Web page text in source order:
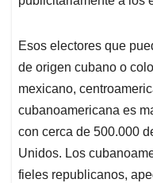
Esos electores que
de origen cubano o
mexicano,
cubanoamericana es
con cerca de 500.000
Unidos. Los
fieles republicanos,